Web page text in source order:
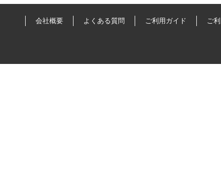
会社概要 よくある質問 ご利用ガイド ご